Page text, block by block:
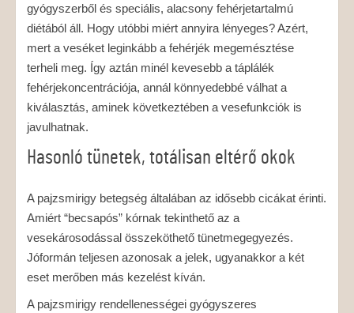
gyógyszerből és speciális, alacsony fehérjetartalmú
diétából áll. Hogy utóbbi miért annyira lényeges? Azért,
mert a veséket leginkább a fehérjék megemésztése
terheli meg. Így aztán minél kevesebb a táplálék
fehérjekoncentrációja, annál könnyedebbé válhat a
kiválasztás, aminek következtében a vesefunkciók is
javulhatnak.
Hasonló tünetek, totálisan eltérő okok
A pajzsmirigy betegség általában az idősebb cicákat érinti.
Amiért “becsapós” kórnak tekinthető az a
vesekárosodással összeköthető tünetmegegyezés.
Jóformán teljesen azonosak a jelek, ugyanakkor a két
eset merőben más kezelést kíván.
A pajzsmirigy rendellenességei gyógyszeres